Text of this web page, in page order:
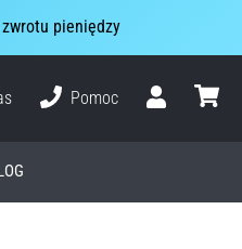
pieniędzy
Pomoc